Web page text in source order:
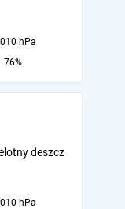
hPa
76%
deszcz
hPa